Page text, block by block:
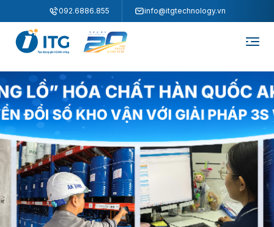
092.6886.855 info@itgtechnology.vn